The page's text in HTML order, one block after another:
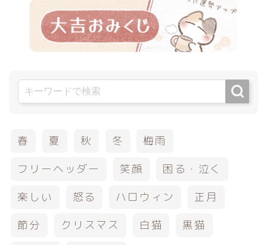
春 夏 秋 冬
梅雨
フリーヘッダー
笑顔
困る・泣く
楽しい
怒る ハロウィン
正月
節分
クリスマス 白猫
黒猫